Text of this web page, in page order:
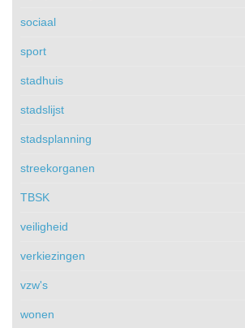
sociaal
sport
stadhuis
stadslijst
stadsplanning
streekorganen
TBSK
veiligheid
verkiezingen
vzw's
wonen